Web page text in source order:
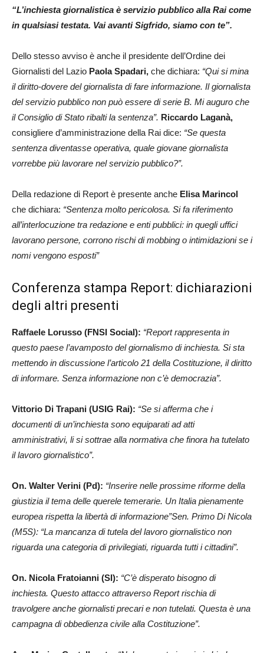
“L’inchiesta giornalistica è servizio pubblico alla Rai come
in qualsiasi testata. Vai avanti Sigfrido, siamo con te”.
Dello stesso avviso è anche il presidente dell’Ordine dei
Giornalisti del Lazio Paola Spadari, che dichiara: “Qui si mina
il diritto-dovere del giornalista di fare informazione. Il giornalista
del servizio pubblico non può essere di serie B. Mi auguro che
il Consiglio di Stato ribalti la sentenza”. Riccardo Laganà,
consigliere d’amministrazione della Rai dice: “Se questa
sentenza diventasse operativa, quale giovane giornalista
vorrebbe più lavorare nel servizio pubblico?”.
Della redazione di Report è presente anche Elisa Marincol
che dichiara: “Sentenza molto pericolosa. Si fa riferimento
all’interlocuzione tra redazione e enti pubblici: in quegli uffici
lavorano persone, corrono rischi di mobbing o intimidazioni se i
nomi vengono esposti”
Conferenza stampa Report: dichiarazioni
degli altri presenti
Raffaele Lorusso (FNSI Social): “Reportrappresenta in
questo paese l’avamposto del giornalismo di inchiesta. Si sta
mettendo in discussione l’articolo 21 della Costituzione, il diritto
di informare. Senza informazione non c’è democrazia”.
Vittorio Di Trapani (USIG Rai): “Se si afferma che i
documenti di un’inchiesta sono equiparati ad atti
amministrativi, li si sottrae alla normativa che finora ha tutelato
il lavoro giornalistico”.
On. Walter Verini (Pd): “Inserire nelle prossime riforme della
giustizia il tema delle querele temerarie. Un Italia pienamente
europea rispetta la libertà di informazione”Sen. Primo Di Nicola
(M5S): “La mancanza di tutela del lavoro giornalistico non
riguarda una categoria di privilegiati, riguarda tutti i cittadini”.
On. Nicola Fratoianni (SI): “C’è disperato bisogno di
inchiesta. Questo attacco attraverso Report rischia di
travolgere anche giornalisti precari e non tutelati. Questa è una
campagna di obbedienza civile alla Costituzione”.